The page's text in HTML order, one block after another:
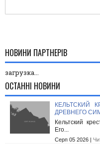
НОВИНИ ПАРТНЕРІВ
загрузка...
ОСТАННІ НОВИНИ
КЕЛЬТСКИЙ
ДРЕВНЕГО
Кельтский
Его...
Серп 05 2026 |